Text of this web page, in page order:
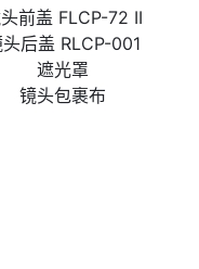
前盖 FLCP-72 II
后盖 RLCP-001
遮光罩
镜头包裹布